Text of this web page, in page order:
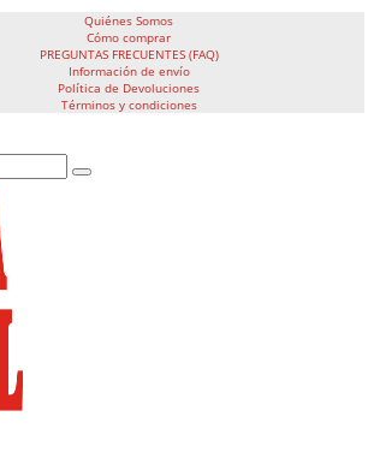
Quiénes Somos
Cómo comprar
PREGUNTAS FRECUENTES (FAQ)
Información de envío
Política de Devoluciones
Términos y condiciones